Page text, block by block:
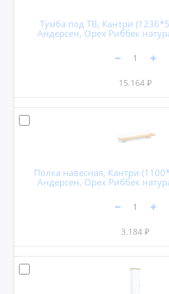
Тумба под ТВ, Кантри
Андерсен, Орех Риббек
15.164 ₽
Полка навесная, Кантри
Андерсен, Орех Риббек
3.184 ₽